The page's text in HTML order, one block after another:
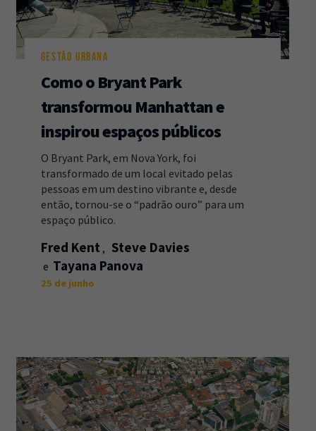
GESTÃO URBANA
Como o Bryant Park
transformou Manhattan e
inspirou espaços públicos
O Bryant Park, em Nova York, foi
transformado de um local evitado pelas
pessoas em um destino vibrante e, desde
então, tornou-se o “padrão ouro” para um
espaço público.
Fred Kent
Steve Davies
Tayana Panova
25 de junho